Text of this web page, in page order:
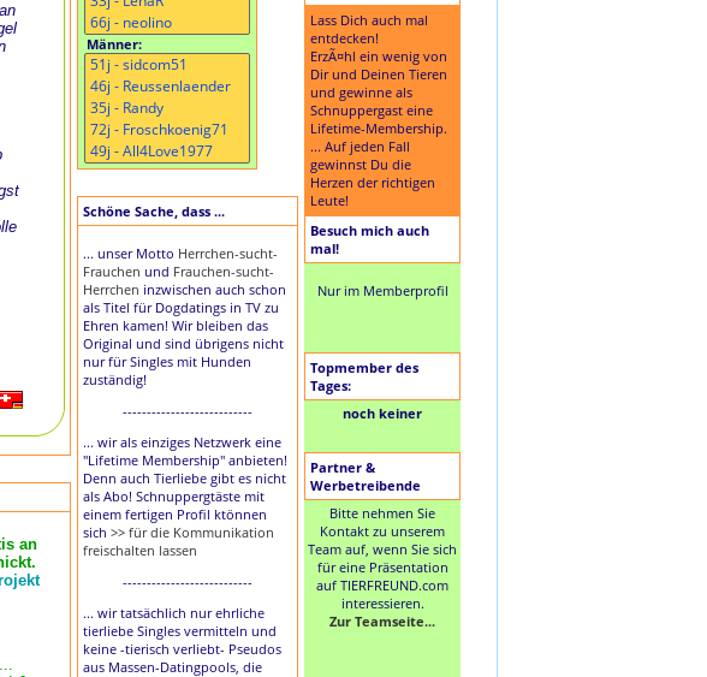
an
Männer:
Schöne Sache, dass ...
... unser Motto Herrchen-sucht-
Frauchen und Frauchen-sucht-
Herrchen inzwischen auch schon
als Titel für Dogdatings in TV zu
Ehren kamen! Wir bleiben das
Original und sind übrigens nicht
nur für Singles mit Hunden
zuständig!
---------------------------
... wir als einziges Netzwerk eine
"Lifetime Membership" anbieten!
Denn auch Tierliebe gibt es nicht
als Abo! Schnuppergtäste mit
einem fertigen Profil ktönnen
sich >> für die Kommunikation
freischalten lassen
---------------------------
... wir tatsächlich nur ehrliche
tierliebe Singles vermitteln und
keine -tierisch verliebt- Pseudos
aus Massen-Datingpools, die
Lass Dich auch mal
entdecken!
ErzÃ¤hl ein wenig von
Dir und Deinen Tieren
und gewinne als
Schnuppergast eine
Lifetime-Membership.
... Auf jeden Fall
gewinnst Du die
Herzen der richtigen
Leute!
Besuch mich auch
mal!
Nur im Memberprofil
Topmember des
Tages:
noch keiner
Partner &
Werbetreibende
Bitte nehmen Sie
Kontakt zu unserem
Team auf, wenn Sie sich
für eine Präsentation
auf TIERFREUND.com
interessieren.
Zur Teamseite...